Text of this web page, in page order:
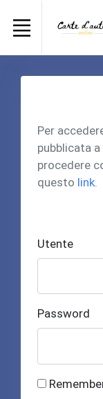
Per
pubblicata
procedere
questo link.
Utente
Password